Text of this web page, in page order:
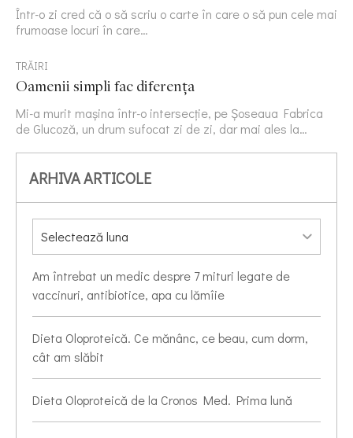
Într-o zi cred că o să scriu o carte în care o să pun cele mai
frumoase locuri în care…
TRĂIRI
Oamenii simpli fac diferența
Mi-a murit mașina într-o intersecție, pe Șoseaua Fabrica
de Glucoză, un drum sufocat zi de zi, dar mai ales la…
ARHIVA ARTICOLE
Am întrebat un medic despre 7 mituri legate de
vaccinuri, antibiotice, apa cu lămîie
Dieta Oloproteică. Ce mănânc, ce beau, cum dorm,
cât am slăbit
Dieta Oloproteică de la Cronos Med. Prima lună